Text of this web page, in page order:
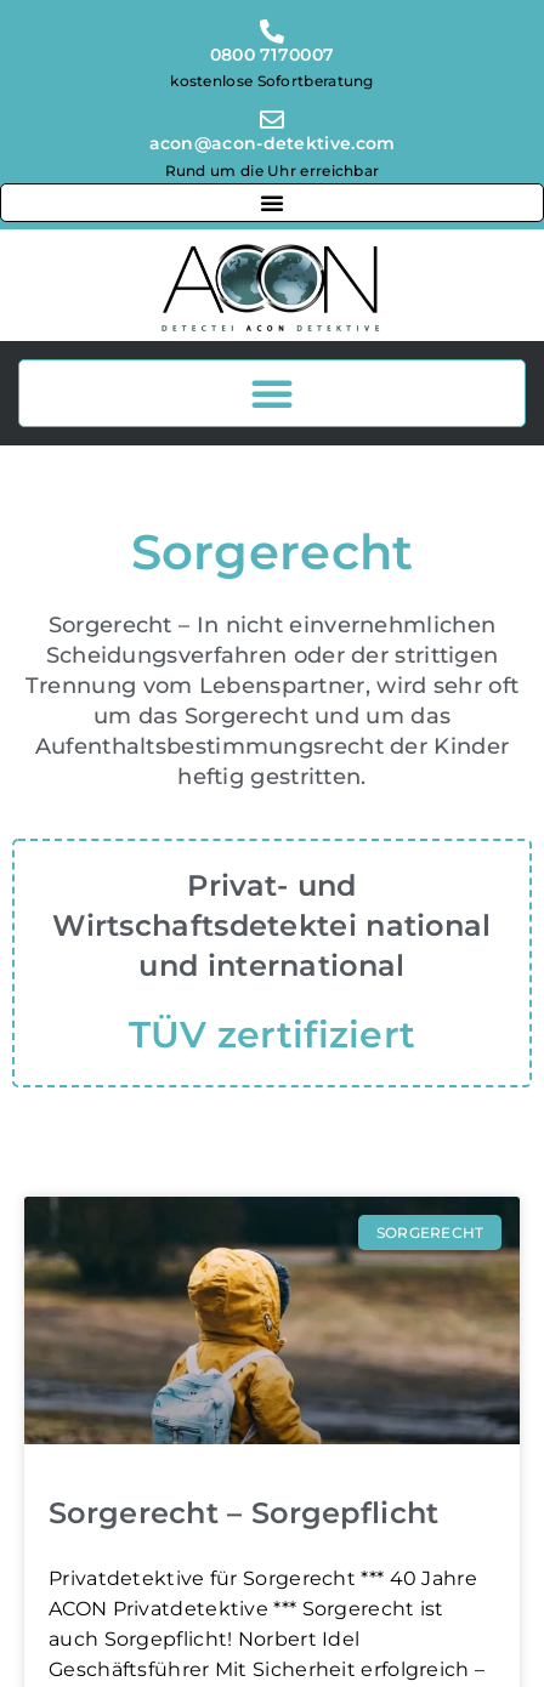
0800 7170007
kostenlose Sofortberatung
acon@acon-detektive.com
Rund um die Uhr erreichbar
Sorgerecht
Sorgerecht – In nicht einvernehmlichen
Scheidungsverfahren oder der strittigen
Trennung vom Lebenspartner, wird sehr oft
um das Sorgerecht und um das
Aufenthaltsbestimmungsrecht der Kinder
heftig gestritten.
Privat- und
Wirtschaftsdetektei national
und international
TÜV zertifiziert
SORGERECHT
Sorgerecht – Sorgepflicht
Privatdetektive für Sorgerecht *** 40 Jahre
ACON Privatdetektive *** Sorgerecht ist
auch Sorgepflicht! Norbert Idel
Geschäftsführer Mit Sicherheit erfolgreich –